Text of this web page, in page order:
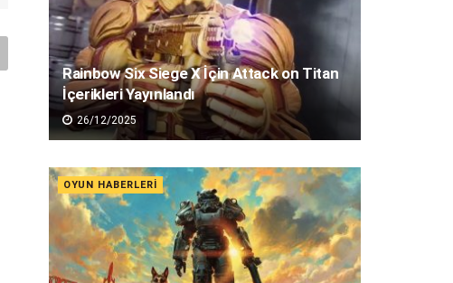
Rainbow Six Siege X İçin Attack on Titan
İçerikleri Yayınlandı
26/12/2025
OYUN HABERLERI